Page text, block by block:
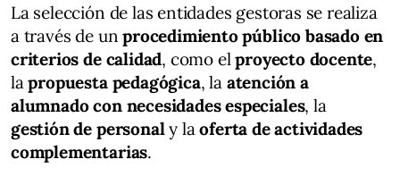
La selección de las entidades gestoras se realiza
a través de unprocedimiento público basado en
criterios de calidad, como elproyecto docente,
lapropuesta pedagógica, la atención a
alumnado con necesidades especiales, la
gestión de personaly laoferta de actividades
complementarias.